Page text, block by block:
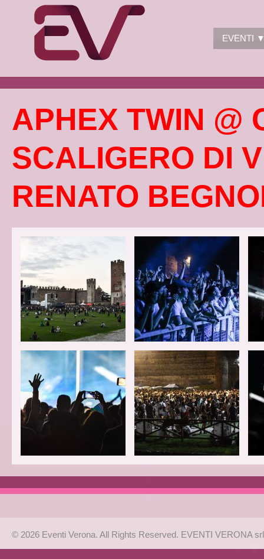
EVENTI
APHEX TWIN @
SCALIGERO DI
RENATO
© 2026 Eventi Verona. All Rights Reserved. EVENTI VERONA